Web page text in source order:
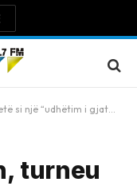
Për Hilary Duff-in, turneu me familjen do të jetë si një “udhëtim i gjatë me makinë”
turneu